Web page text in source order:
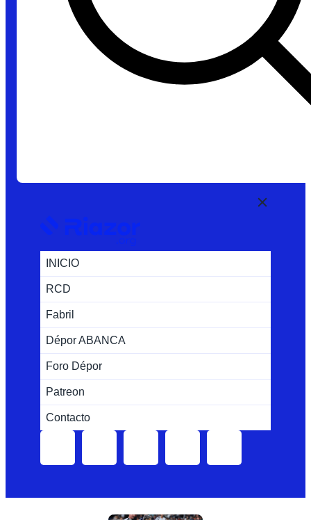
INICIO
RCD
Fabril
Dépor ABANCA
Foro Dépor
Patreon
Contacto